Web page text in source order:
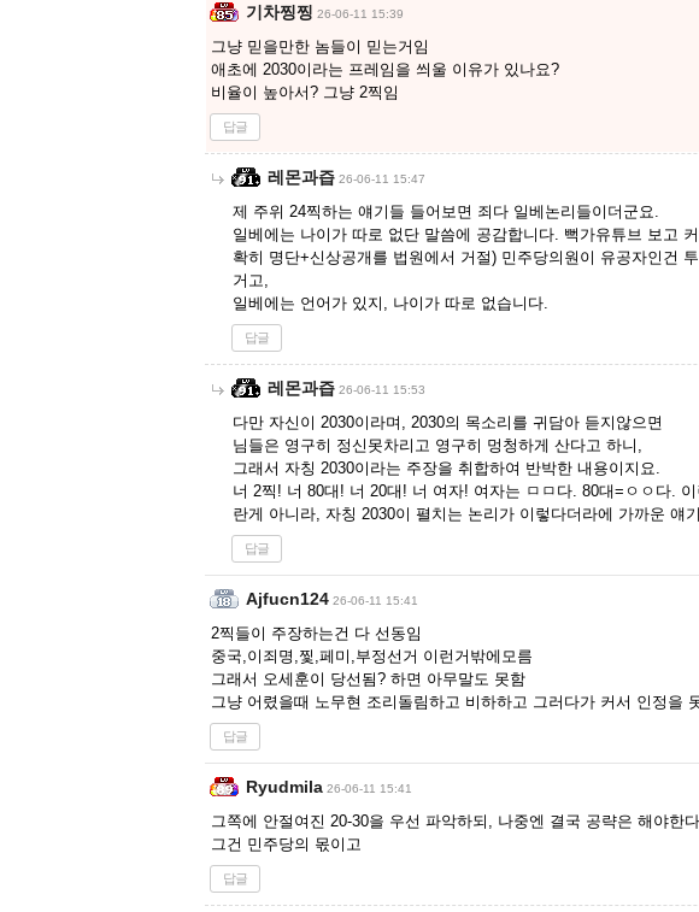
기차찡찡 26-06-11 15:39
그냥 믿을만한 놈들이 믿는거임
애초에 2030이라는 프레임을 씌울 이유가 있나요?
비율이 높아서? 그냥 2찍임
답글
레몬과즙 26-06-11 15:47
제 주위 24찍하는 얘기들 들어보면 죄다 일베논리들이더군요.
일베에는 나이가 따로 없단 말씀에 공감합니다. 뻑가유튜브 보고
확히 명단+신상공개를 법원에서 거절) 민주당의원이 유공자인건
거고,
일베에는 언어가 있지, 나이가 따로 없습니다.
답글
레몬과즙 26-06-11 15:53
다만 자신이 2030이라며, 2030의 목소리를 귀담아 듣지않으면
님들은 영구히 정신못차리고 영구히 멍청하게 산다고 하니,
그래서 자칭 2030이라는 주장을 취합하여 반박한 내용이지요.
너 2찍! 너 80대! 너 20대! 너 여자! 여자는 ㅁㅁ다. 80대=ㅇㅇ다.
란게 아니라, 자칭 2030이 펼치는 논리가 이렇다더라에 가까운 얘
답글
Ajfucn124 26-06-11 15:41
2찍들이 주장하는건 다 선동임
중국,이죄명,찣,페미,부정선거 이런거밖에모름
그래서 오세훈이 당선됨? 하면 아무말도 못함
그냥 어렸을때 노무현 조리돌림하고 비하하고 그러다가 커서 인정을
답글
Ryudmila 26-06-11 15:41
그쪽에 안절여진 20-30을 우선 파악하되, 나중엔 결국 공략은 해야한
그건 민주당의 몫이고
답글